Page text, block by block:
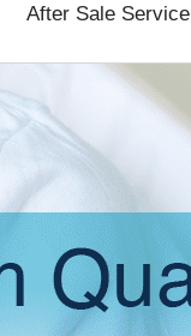
After Sale Service